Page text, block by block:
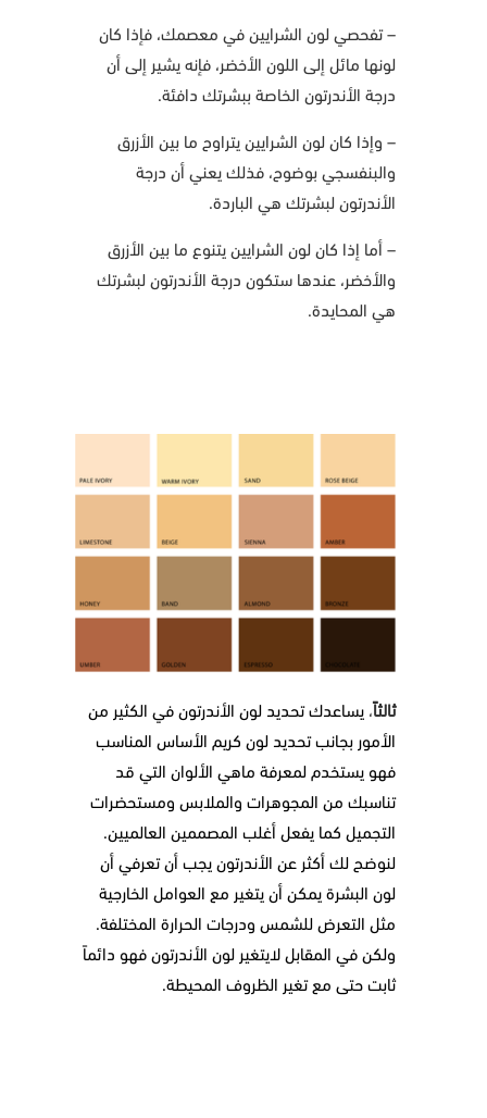
– تفحصي لون الشرايين في معصمك، فإذا كان
لونها مائل إلى اللون الأخضر، فإنه يشير إلى أن
درجة الأندرتون الخاصة ببشرتك دافئة.
– وإذا كان لون الشرايين يتراوح ما بين الأزرق
والبنفسجي بوضوح، فذلك يعني أن درجة
الأندرتون لبشرتك هي الباردة.
– أما إذا كان لون الشرايين يتنوع ما بين الأزرق
والأخضر، عندها ستكون درجة الأندرتون لبشرتك
هي المحايدة.
ثالثاً،يساعدك تحديد لون الأندرتون في الكثير من
الأمور بجانب تحديد لون كريم الأساس المناسب
فهو يستخدم لمعرفة ماهي الألوان التي قد
تناسبك من المجوهرات والملابس ومستحضرات
التجميل كما يفعل أغلب المصممين العالميين.
لنوضح لك أكثر عن الأندرتون يجب أن تعرفي أن
لون البشرة يمكن أن يتغير مع العوامل الخارجية
مثل التعرض للشمس ودرجات الحرارة المختلفة.
ولكن في المقابل لايتغير لون الأندرتون فهو دائماً
ثابت حتى مع تغير الظروف المحيطة.